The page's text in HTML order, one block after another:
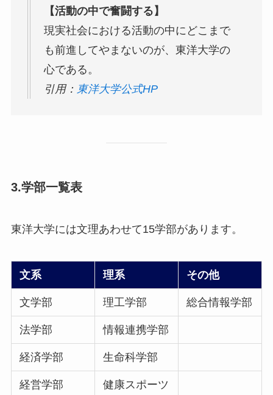
【活動の中で奮闘する】
現実社会における活動の中にどこまで
も前進してやまないのが、東洋大学の
心である。
引用： 東洋大学公式HP
3.学部一覧表
東洋大学には文理あわせて15学部があります。
文系 理系 その他
文学部 理工学部 総合情報学部
法学部 情報連携学部
経済学部 生命科学部
経営学部
健康スポーツ